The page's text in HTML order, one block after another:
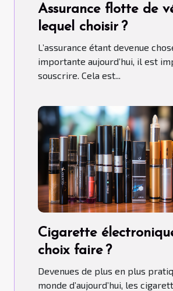
Assurance flotte de
lequel choisir ?
L’assurance étant devenue
importante aujourd’hui, il est
souscrire. Cela est...
Cigarette
choix faire ?
Devenues de plus en plus
monde d’aujourd’hui, les